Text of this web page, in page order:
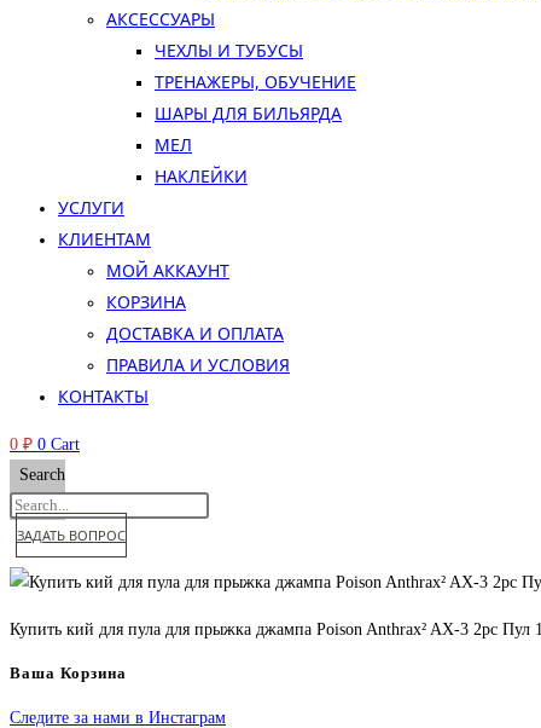
АКСЕССУАРЫ
ЧЕХЛЫ И ТУБУСЫ
ТРЕНАЖЕРЫ, ОБУЧЕНИЕ
ШАРЫ ДЛЯ БИЛЬЯРДА
МЕЛ
НАКЛЕЙКИ
УСЛУГИ
КЛИЕНТАМ
МОЙ АККАУНТ
КОРЗИНА
ДОСТАВКА И ОПЛАТА
ПРАВИЛА И УСЛОВИЯ
КОНТАКТЫ
0 ₽ 0 Cart
Search
ЗАДАТЬ ВОПРОС
Купить кий для пула для прыжка джампа Poison Anthrax² AX-3 2pc Пул
Ваша Корзина
Следите за нами в Инстаграм